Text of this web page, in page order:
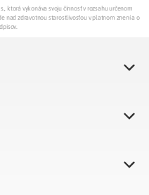
ktorá vykonáva svoju činnosť v rozsahu určenom
nad zdravotnou starostlivosťou v platnom znení a o